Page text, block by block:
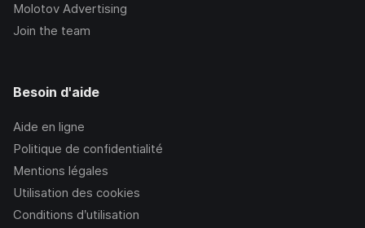
Molotov Advertising
Join the team
Besoin d'aide
Aide en ligne
Politique de confidentialité
Mentions légales
Utilisation des cookies
Conditions d’utilisation